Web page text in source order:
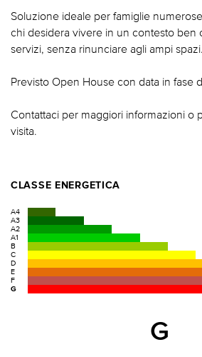
Soluzione ideale per famiglie
chi desidera vivere in un contesto ben
servizi, senza rinunciare agli ampi spazi.
Previsto Open House con data in fase
Contattaci per maggiori informazioni o
visita.
CLASSE ENERGETICA
A4
A3
A2
A1
B
C
D
E
F
G
G